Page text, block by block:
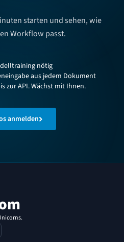
starten und sehen, wie
Workflow passt.
nötig
aus jedem Dokument
zur API. Wächst mit Ihnen.
anmelden